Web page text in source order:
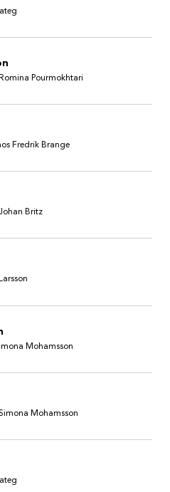
Pourmokhtari
Fredrik Brange
Britz
Mohamsson
Mohamsson